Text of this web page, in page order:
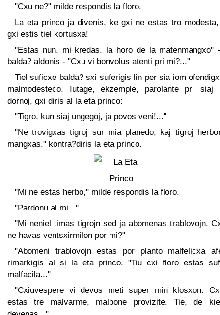
"Cxu ne?" milde respondis la floro.
La eta princo ja divenis, ke gxi ne estas tro
gxi estis tiel kortusxa!
"Estas nun, mi kredas, la horo de la matenmangxo"
balda? aldonis - "Cxu vi bonvolus atenti pri mi?..."
Tiel suficxe balda? sxi suferigis lin per sia iom
malmodesteco. Iutage, ekzemple, parolante pri siaj
dornoj, gxi diris al la eta princo:
"Tigro, kun siaj ungegoj, ja povos veni!..."
"Ne trovigxas tigroj sur mia planedo, kaj tigroj
mangxas." kontra?diris la eta princo.
"Mi ne estas herbo," milde respondis la floro.
"Pardonu al mi..."
"Mi neniel timas tigrojn sed ja abomenas trablovojn.
ne havas ventsxirmilon por mi?"
"Abomeni trablovojn estas por planto malfelicxa
rimarkigis al si la eta princo. "Tiu cxi floro estas
malfacila..."
"Cxiuvespere vi devos meti super min klosxon.
estas tre malvarme, malbone provizite. Tie, de